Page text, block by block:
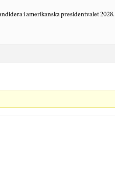
i amerikanska presidentvalet 2028.